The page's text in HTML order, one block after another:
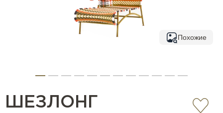
Похожие
ШЕЗЛОНГ